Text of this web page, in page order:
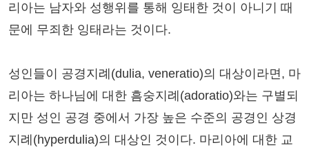
리아는 남자와 성행위를 통해 잉태한 것이 아니기 때
문에 무죄한 잉태라는 것이다.
성인들이 공경지례(dulia, veneratio)의 대상이라면, 마
리아는 하나님에 대한 흠숭지례(adoratio)와는 구별되
지만 성인 공경 중에서 가장 높은 수준의 공경인 상경
지례(hyperdulia)의 대상인 것이다. 마리아에 대한 교